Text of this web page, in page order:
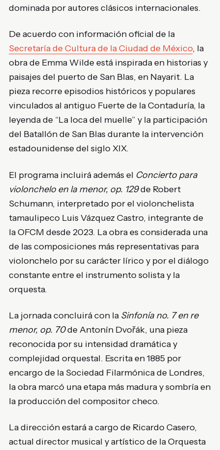
dominada por autores clásicos internacionales.
De acuerdo con información oficial de la
Secretaría de Cultura de la Ciudad de México, la
obra de Emma Wilde está inspirada en historias y
paisajes del puerto de San Blas, en Nayarit. La
pieza recorre episodios históricos y populares
vinculados al antiguo Fuerte de la Contaduría, la
leyenda de “La loca del muelle” y la participación
del Batallón de San Blas durante la intervención
estadounidense del siglo XIX.
El programa incluirá además el Concierto para
violonchelo en la menor, op. 129de Robert
Schumann, interpretado por el violonchelista
tamaulipeco Luis Vázquez Castro, integrante de
la OFCM desde 2023. La obra es considerada una
de las composiciones más representativas para
violonchelo por su carácter lírico y por el diálogo
constante entre el instrumento solista y la
orquesta.
La jornada concluirá con la Sinfonía no. 7 en re
menor, op. 70deAntonín Dvořák, una pieza
reconocida por su intensidad dramática y
complejidad orquestal. Escrita en 1885 por
encargo de la Sociedad Filarmónica de Londres,
la obra marcó una etapa más madura y sombría en
la producción del compositor checo.
La dirección estará a cargo de Ricardo Casero,
actual director musical y artístico de la Orquesta